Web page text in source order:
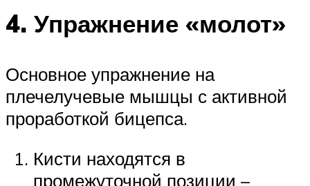
4. Упражнение «молот»
Основное упражнение на
плечелучевые мышцы с активной
проработкой бицепса.
Кисти находятся в
промежуточной позиции –